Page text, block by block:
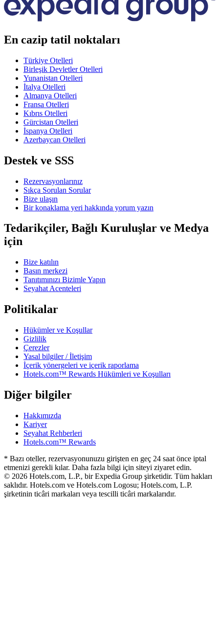
En cazip tatil noktaları
Türkiye Otelleri
Birleşik Devletler Otelleri
Yunanistan Otelleri
İtalya Otelleri
Almanya Otelleri
Fransa Otelleri
Kıbrıs Otelleri
Gürcistan Otelleri
İspanya Otelleri
Azerbaycan Otelleri
Destek ve SSS
Rezervasyonlarınız
Sıkça Sorulan Sorular
Bize ulaşın
Bir konaklama yeri hakkında yorum yazın
Tedarikçiler, Bağlı Kuruluşlar ve Medya
için
Bize katılın
Basın merkezi
Tanıtımınızı Bizimle Yapın
Seyahat Acenteleri
Politikalar
Hükümler ve Koşullar
Gizlilik
Çerezler
Yasal bilgiler / İletişim
İçerik yönergeleri ve içerik raporlama
Hotels.com™ Rewards Hükümleri ve Koşulları
Diğer bilgiler
Hakkımızda
Kariyer
Seyahat Rehberleri
Hotels.com™ Rewards
* Bazı oteller, rezervasyonunuzu girişten en geç 24 saat önce iptal
etmenizi gerekli kılar. Daha fazla bilgi için siteyi ziyaret edin.
© 2026 Hotels.com, L.P., bir Expedia Group şirketidir. Tüm hakları
saklıdır. Hotels.com ve Hotels.com Logosu; Hotels.com, L.P.
şirketinin ticâri markaları veya tescilli ticâri markalarıdır.